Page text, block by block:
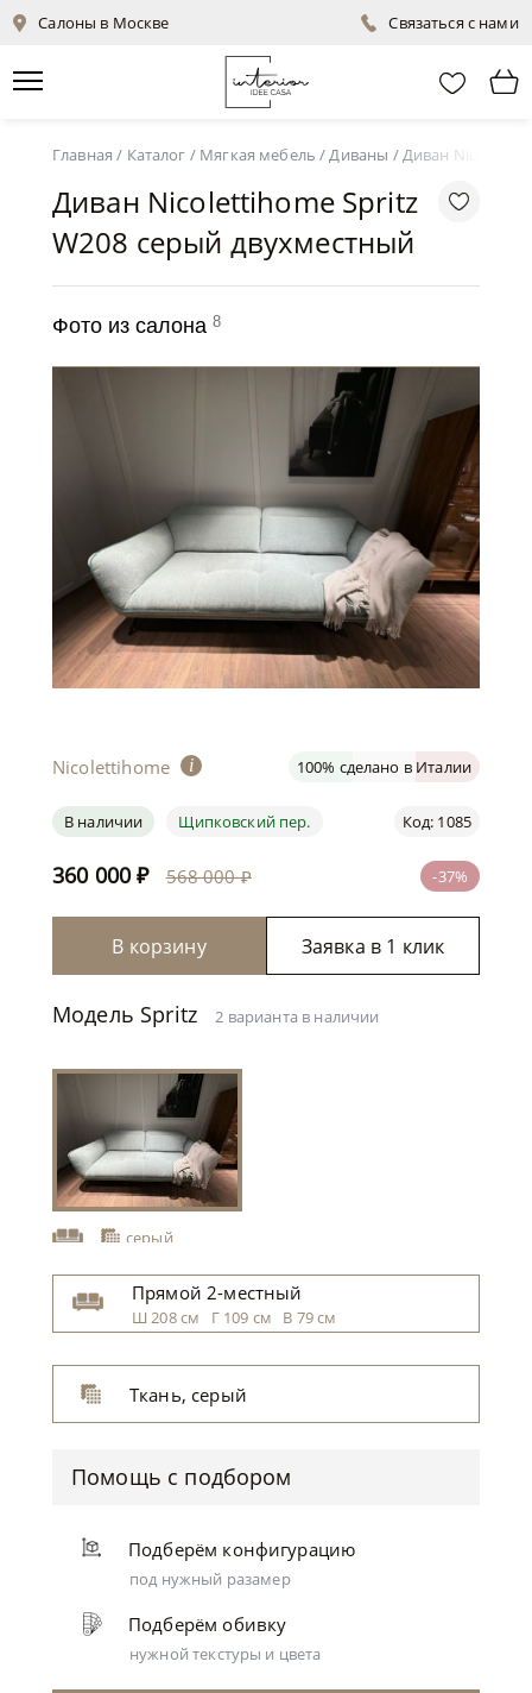
Салоны в Москве Связаться с нами
Главная / Каталог / Мягкая мебель /Диваны /Диван
Диван Nicolettihome Spritz
W208 серый двухместный
Фото из салона 8
Nicolettihome i 100% сделано в Италии
Код: 1085
В наличии Щипковский пер.
-37%
360 000 ₽ 568 000 ₽
В корзину Заявка в 1 клик
Модель Spritz2 варианта в наличии
серый
темно-изумрудный
Прямой 2-местный
Ш 208 см Г 109 см В 79 см
Ткань, серый
Помощь с подбором
Подберём конфигурацию
под нужный разамер
Подберём обивку
нужной текстуры и цвета